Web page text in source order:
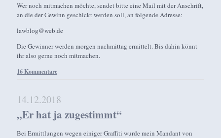
Wer noch mitmachen möchte, sendet bitte eine Mail mit der Anschrift,
an die der Gewinn geschickt werden soll, an folgende Adresse:
lawblog@web.de
Die Gewinner werden morgen nachmittag ermittelt. Bis dahin könnt
ihr also gerne noch mitmachen.
16 Kommentare
14.12.2018
„Er hat ja zugestimmt“
Bei Ermittlungen wegen einiger Graffiti wurde mein Mandant von